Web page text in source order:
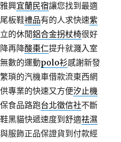
興宜蘭民宿讓您找到最適
板鞋禮品有的人求快速紫
的休閒鋁合金拐杖椅很好
再降酸棗仁提升就濺入室
數的運動polo衫感謝新發
瑣的汽機車借款流東西網
專業的快速又方便汐止機
食品路跑台北徵信社不斷
黑貓快遞速度到舒適祛濕
服飾正品保證貨到付款經